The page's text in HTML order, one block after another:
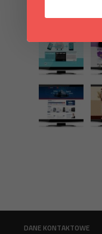
DANE KONTAKTOWE